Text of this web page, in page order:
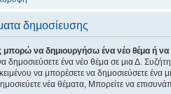
δημοσίευσης
μπορώ να δημιουργήσω ένα νέο θέμα ή
δημοσιεύσετε ένα νέο θέμα σε μια Δ.
να μπορέσετε να δημοσιεύσετε ένα
νέα θέματα, Μπορείτε να